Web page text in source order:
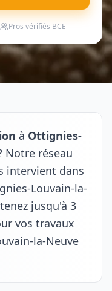
Pros vérifiés BCE
à Ottignies-
Notre réseau
intervient dans
Louvain-la-
jusqu'à 3
vos travaux
la-Neuve